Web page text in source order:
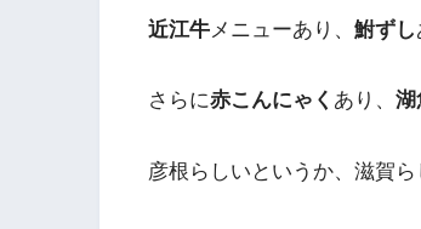
近江牛 メニューあり、 鮒ずし
さらに赤こんにゃく あり、 湖
彦根らしいというか、滋賀